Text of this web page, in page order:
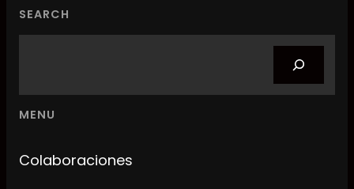
SEARCH
MENU
Colaboraciones